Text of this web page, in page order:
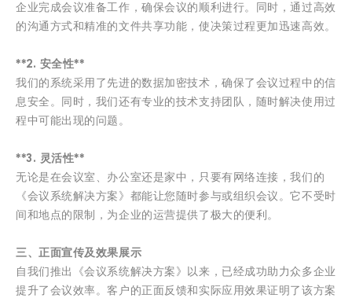
企业完成会议准备工作，确保会议的顺利进行。同时，通过高效
的沟通方式和精准的文件共享功能，使决策过程更加迅速高效。
**2. 安全性**
我们的系统采用了先进的数据加密技术，确保了会议过程中的信
息安全。同时，我们还有专业的技术支持团队，随时解决使用过
程中可能出现的问题。
**3. 灵活性**
无论是在会议室、办公室还是家中，只要有网络连接，我们的
《会议系统解决方案》都能让您随时参与或组织会议。它不受时
间和地点的限制，为企业的运营提供了极大的便利。
三、正面宣传及效果展示
自我们推出《会议系统解决方案》以来，已经成功助力众多企业
提升了会议效率。客户的正面反馈和实际应用效果证明了该方案